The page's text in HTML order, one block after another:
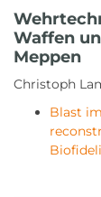
Waffen
Meppen
Christoph
Blast